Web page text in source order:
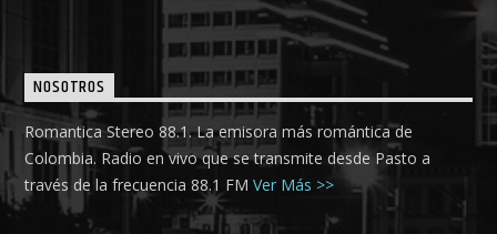
NOSOTROS
Romantica Stereo 88.1. La emisora más romántica de
Colombia. Radio en vivo que se transmite desde Pasto a
través de la frecuencia 88.1 FMVer Más >>